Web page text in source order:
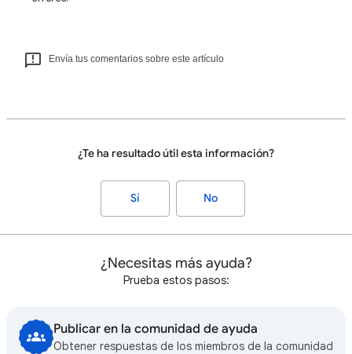
Envía tus comentarios sobre este artículo
¿Te ha resultado útil esta información?
Sí No
¿Necesitas más ayuda?
Prueba estos pasos:
Publicar en la comunidad de ayuda
Obtener respuestas de los miembros de la comunidad